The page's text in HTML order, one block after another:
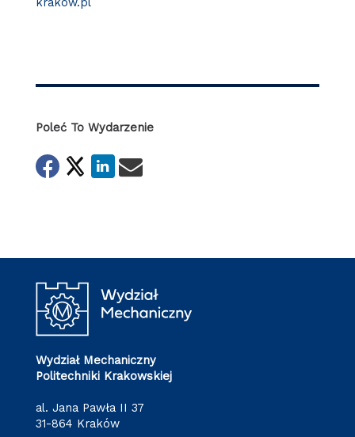
Poleć To Wydarzenie
Wydział Mechaniczny
Politechniki Krakowskiej
al. Jana Pawła II 37
31-864 Kraków